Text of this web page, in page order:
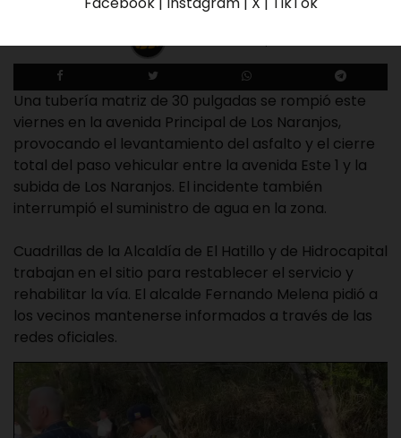
Una tubería matriz de 30 pulgadas se rompió este
viernes en la avenida Principal de Los Naranjos,
provocando el levantamiento del asfalto y el cierre
total del paso vehicular entre la avenida Este 1 y la
subida de Los Naranjos. El incidente también
interrumpió el suministro de agua en la zona.
Cuadrillas de la Alcaldía de El Hatillo y de Hidrocapital
trabajan en el sitio para restablecer el servicio y
rehabilitar la vía. El alcalde Fernando Melena pidió a
los vecinos mantenerse informados a través de las
redes oficiales.